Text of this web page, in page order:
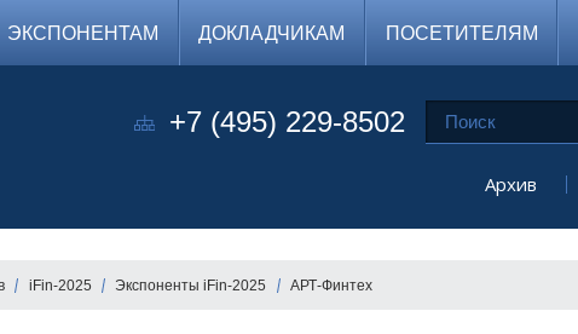
ЭКСПОНЕНТАМ ДОКЛАДЧИКАМ ПОСЕТИТЕЛЯМ
+7 (495) 229-8502
Архив
iFin-2025 Экспоненты iFin-2025 АРТ-Финтех